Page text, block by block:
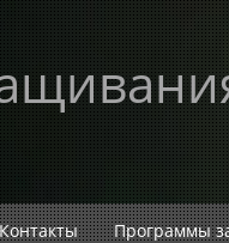
Контакты Программы